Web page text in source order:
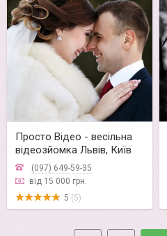
Просто Відео - весільна
відеозйомка Львів, Київ
(097) 649-59-35
від 15 000 грн.
5 (5)